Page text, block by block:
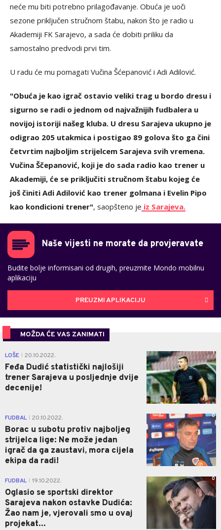
neće mu biti potrebno prilagođavanje. Obuća je uoči
sezone priključen stručnom štabu, nakon što je radio u
Akademiji FK Sarajevo, a sada će dobiti priliku da
samostalno predvodi prvi tim.
U radu će mu pomagati Vučina Šćepanović i Adi Adilović.
"Obuća je kao igrač ostavio veliki trag u bordo dresu i
sigurno se radi o jednom od najvažnijih fudbalera u
novijoj istoriji našeg kluba. U dresu Sarajeva ukupno je
odigrao 205 utakmica i postigao 89 golova što ga čini
četvrtim najboljim strijelcem Sarajeva svih vremena.
Vučina Ščepanović, koji je do sada radio kao trener u
Akademiji, će se priključiti stručnom štabu kojeg će
još činiti Adi Adilović kao trener golmana i Evelin Pipo
kao kondicioni trener", saopšteno je iz Sarajeva.
Naše vijesti ne morate da provjeravate
Budite bolje informisani od drugih, preuzmite Mondo mobilnu
aplikaciju
PREUZMI APLIKACIJU
MOŽDA ĆE VAS ZANIMATI
LOŠE 20.10.2022.
Feđa Dudić statistički najlošiji
trener Sarajeva u posljednje dvije
decenije!
1
FUDBAL 20.10.2022.
Borac u subotu protiv najboljeg
strijelca lige: Ne može jedan
igrač da ga zaustavi, mora cijela
ekipa da radi!
0
FUDBAL 19.10.2022.
Oglasio se sportski direktor
Sarajeva nakon ostavke Dudića:
Žao nam je, vjerovali smo u ovaj
projekat...
0